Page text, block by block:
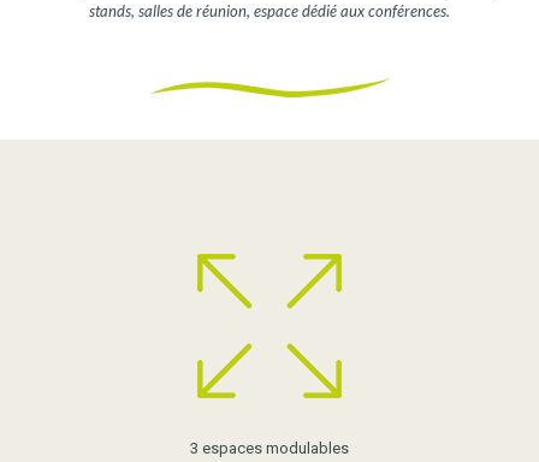
stands, salles de réunion, espace dédié aux conférences.
3 espaces modulables